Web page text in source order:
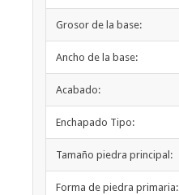
Grosor de la base:
Ancho de la base:
Acabado:
Enchapado Tipo:
Tamaño piedra principal:
Forma de piedra primaria: